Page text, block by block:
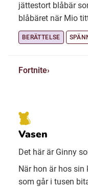
jättestort blåbär
blåbäret när Mio
BERÄTTELSE
Fortnite
Vasen
Det här är Ginny
När hon är hos sin
som går i tusen